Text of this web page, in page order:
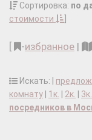
Сортировка: по
стоимости
-избранное |
Искать: |
комнату
1к. 2к. 3к.
посредников в